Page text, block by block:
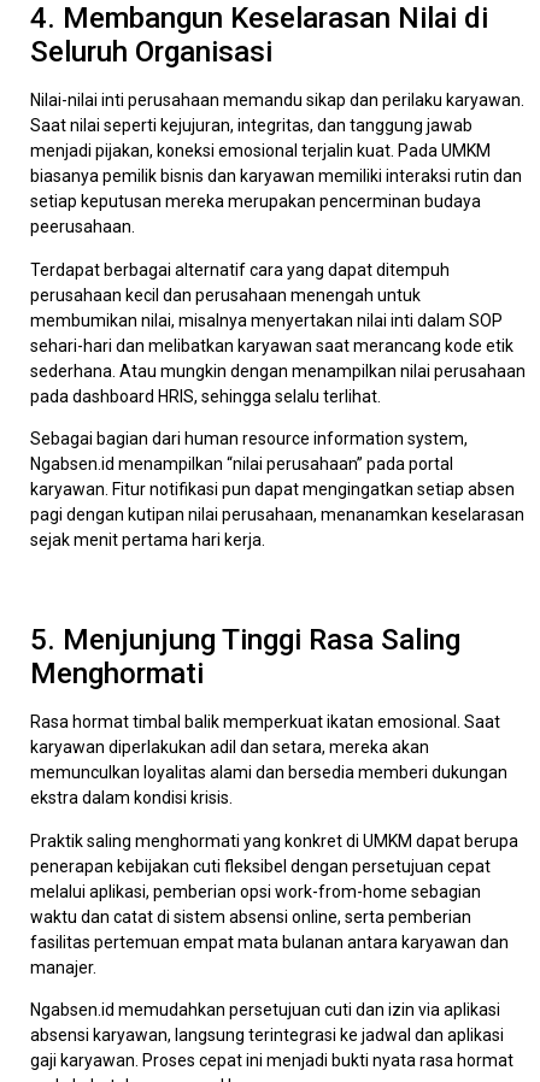
4. Membangun Keselarasan Nilai di
Seluruh Organisasi
Nilai-nilai inti perusahaan memandu sikap dan perilaku karyawan.
Saat nilai seperti kejujuran, integritas, dan tanggung jawab
menjadi pijakan, koneksi emosional terjalin kuat. Pada UMKM
biasanya pemilik bisnis dan karyawan memiliki interaksi rutin dan
setiap keputusan mereka merupakan pencerminan budaya
peerusahaan.
Terdapat berbagai alternatif cara yang dapat ditempuh
perusahaan kecil dan perusahaan menengah untuk
membumikan nilai, misalnya menyertakan nilai inti dalam SOP
sehari-hari dan melibatkan karyawan saat merancang kode etik
sederhana. Atau mungkin dengan menampilkan nilai perusahaan
pada dashboard HRIS, sehingga selalu terlihat.
Sebagai bagian dari human resource information system,
Ngabsen.id menampilkan “nilai perusahaan” pada portal
karyawan. Fitur notifikasi pun dapat mengingatkan setiap absen
pagi dengan kutipan nilai perusahaan, menanamkan keselarasan
sejak menit pertama hari kerja.
5. Menjunjung Tinggi Rasa Saling
Menghormati
Rasa hormat timbal balik memperkuat ikatan emosional. Saat
karyawan diperlakukan adil dan setara, mereka akan
memunculkan loyalitas alami dan bersedia memberi dukungan
ekstra dalam kondisi krisis.
Praktik saling menghormati yang konkret di UMKM dapat berupa
penerapan kebijakan cuti fleksibel dengan persetujuan cepat
melalui aplikasi, pemberian opsi work-from-home sebagian
waktu dan catat di sistem absensi online, serta pemberian
fasilitas pertemuan empat mata bulanan antara karyawan dan
manajer.
Ngabsen.id memudahkan persetujuan cuti dan izin via aplikasi
absensi karyawan, langsung terintegrasi ke jadwal dan aplikasi
gaji karyawan. Proses cepat ini menjadi bukti nyata rasa hormat